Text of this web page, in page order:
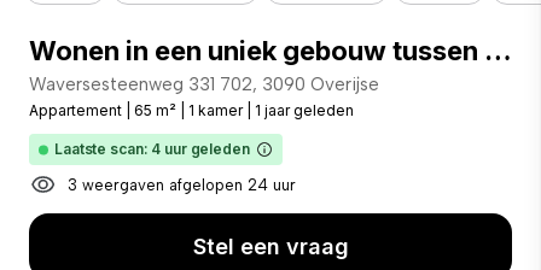
Wonen in een uniek gebouw tussen Overijse en Waver
Waversesteenweg 331 702, 3090 Overijse
Appartement 65 m² 1 kamer 1 jaar geleden
Laatste scan: 4 uur geleden
3 weergaven afgelopen 24 uur
Stel een vraag